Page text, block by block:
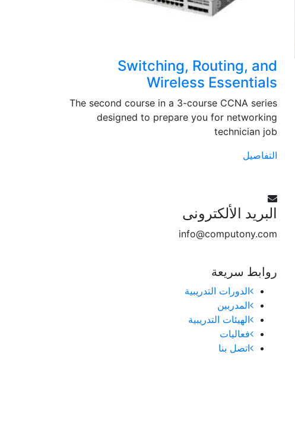
Switching, Routing, and
Wireless Essentials
The second course in a 3-course CCNA series
designed to prepare you for networking
technician job
التفاصيل
البريد الألكترونى
info@computony.com
روابط سريعة
الدورات التدريبية
المدربين
الهيئات التدريبية
فعاليات
اتصل بنا